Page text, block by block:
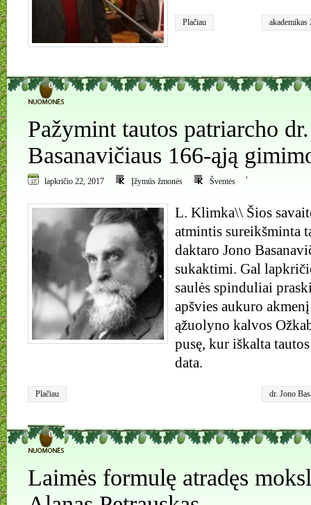
Plačiau
0
Pažymint tautos patriarcho
Basanavičiaus 166-ąją
lapkričio 22, 2017 Įžymūs žmonės
,
Šventės
L. Klimka\\ Šios
atmintis sureikšminta
daktaro Jono
sukaktimi. Gal
saulės spinduliai
apšvies aukuro
ąžuolyno kalvos
pusę, kur iškalta
data.
Plačiau dr. Jono
0
Laimės formulę atradęs